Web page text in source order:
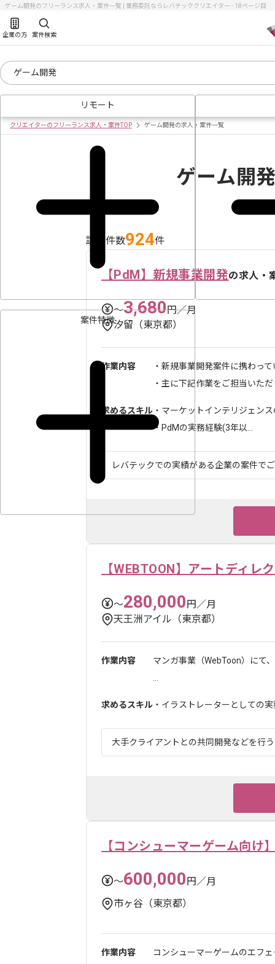
ゲーム開発のフリーランス求人・案件一覧 | 業務委託ならレバテッククリエイター - 18ページ目
企業の方 案件検索
リモート
案件特徴
クリエイターのフリーランス求人・案件TOP ゲーム開発の求人・案件一覧
ゲーム開
該当件数924件
【PdM】新規事業開発の求人・
〜3,680円／月
汐留（東京都）
作業内容
・新規事業開発案件に携わっ
・主に下記作業をご担当いただ
求めるスキル ・マーケットインテリジェン
・PdMの実務経験(3年以...
レバテックでの実績がある企業の案件で
【WEBTOON】アートディレ
〜280,000円／月
天王洲アイル（東京都）
作業内容
マンガ事業（WebToon）にて
求めるスキル ・イラストレーターとしての
大手クライアントとの共同開発などを行
【コンシューマーゲーム向け
〜600,000円／月
市ヶ谷（東京都）
作業内容
コンシューマーゲームのエフ